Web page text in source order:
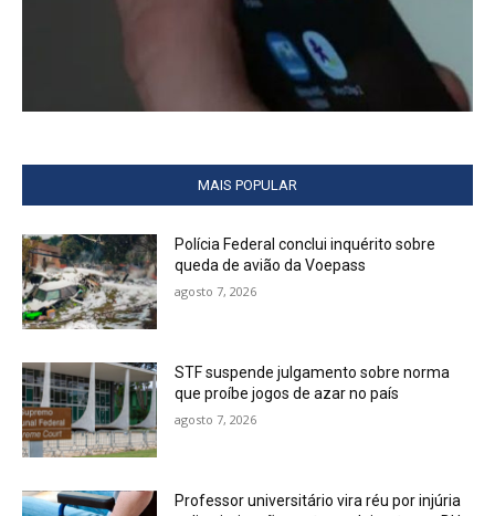
MAIS POPULAR
Polícia Federal conclui inquérito sobre
queda de avião da Voepass
agosto 7, 2026
STF suspende julgamento sobre norma
que proíbe jogos de azar no país
agosto 7, 2026
Professor universitário vira réu por injúria